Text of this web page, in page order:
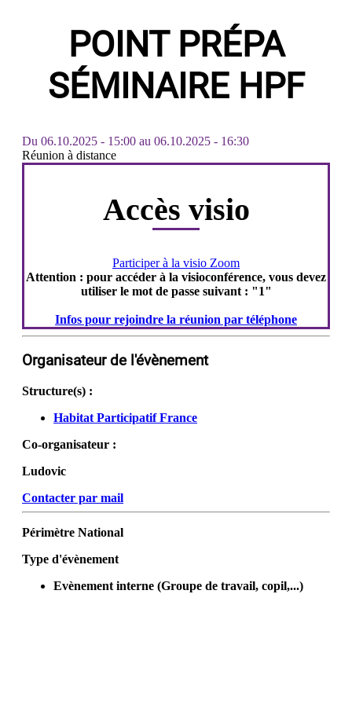
POINT PRÉPA
SÉMINAIRE HPF
Du 06.10.2025 - 15:00 au 06.10.2025 - 16:30
Réunion à distance
Accès visio
Participer à la visio Zoom
Attention : pour accéder à la visioconférence, vous devez
utiliser le mot de passe suivant : "1"
Infos pour rejoindre la réunion par téléphone
Organisateur de l'évènement
Structure(s) :
Habitat Participatif France
Co-organisateur :
Ludovic
Contacter par mail
Périmètre National
Type d'évènement
Evènement interne (Groupe de travail, copil,...)